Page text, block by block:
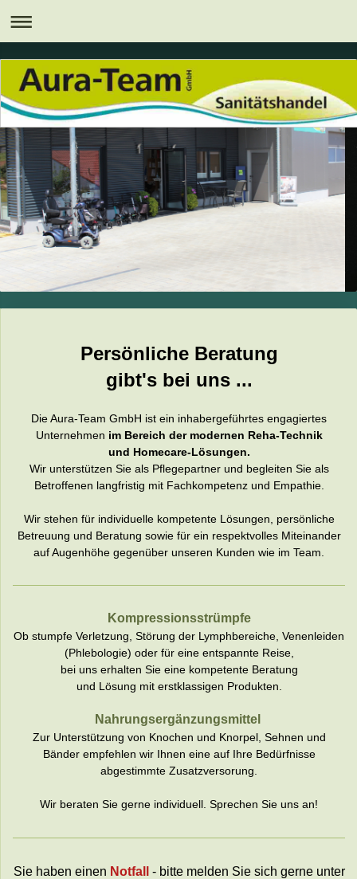
Persönliche Beratung
gibt's bei uns ...
Die Aura-Team GmbH ist ein inhabergeführtes engagiertes
Unternehmen im Bereich der modernen Reha-Technik
und Homecare-Lösungen.
Wir unterstützen Sie als Pflegepartner und begleiten Sie als
Betroffenen langfristig mit Fachkompetenz und Empathie.
Wir stehen für individuelle kompetente Lösungen, persönliche
Betreuung und Beratung sowie für ein respektvolles Miteinander
auf Augenhöhe gegenüber unseren Kunden wie im Team.
Kompressionsstrümpfe
Ob stumpfe Verletzung, Störung der Lymphbereiche, Venenleiden
(Phlebologie) oder für eine entspannte Reise,
bei uns erhalten Sie eine kompetente Beratung
und Lösung mit erstklassigen Produkten.
Nahrungsergänzungsmittel
Zur Unterstützung von Knochen und Knorpel, Sehnen und
Bänder empfehlen wir Ihnen eine auf Ihre Bedürfnisse
abgestimmte Zusatzversorung.
Wir beraten Sie gerne individuell. Sprechen Sie uns an!
Sie haben einen Notfall
- bitte melden Sie sich gerne unter